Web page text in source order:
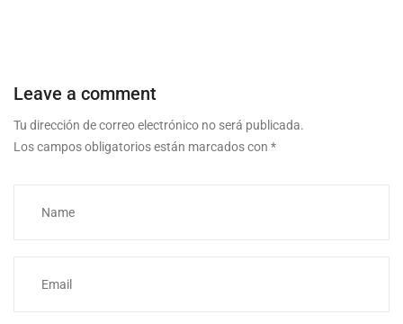
Leave a comment
Tu dirección de correo electrónico no será publicada.
Los campos obligatorios están marcados con *